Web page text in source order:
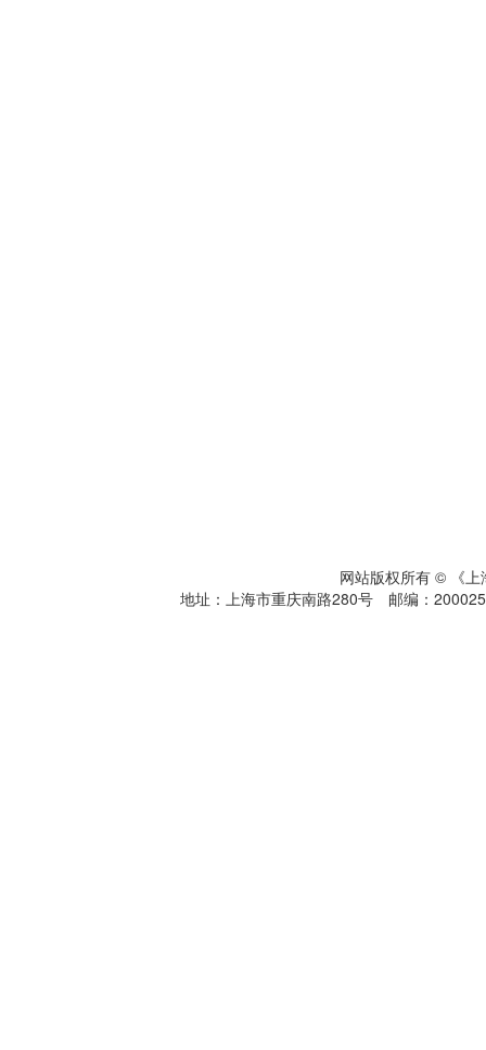
网站版权所有 © 《
地址：上海市重庆南路280号 邮编：